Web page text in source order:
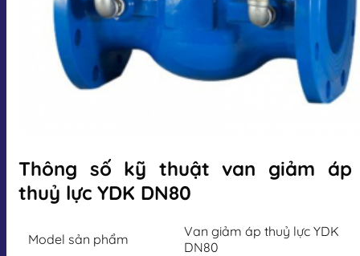
Thông số kỹ thuật van giảm áp
thuỷ lực YDK DN80
Model sản phẩm
Van giảm áp thuỷ lực YDK
DN80